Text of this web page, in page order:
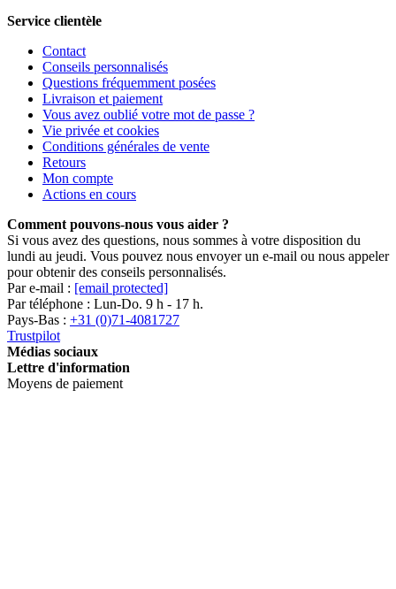
Service clientèle
Contact
Conseils personnalisés
Questions fréquemment posées
Livraison et paiement
Vous avez oublié votre mot de passe ?
Vie privée et cookies
Conditions générales de vente
Retours
Mon compte
Actions en cours
Comment pouvons-nous vous aider ?
Si vous avez des questions, nous sommes à votre disposition du
lundi au jeudi. Vous pouvez nous envoyer un e-mail ou nous appeler
pour obtenir des conseils personnalisés.
Par e-mail : [email protected]
Par téléphone : Lun-Do. 9 h - 17 h.
Pays-Bas : +31 (0)71-4081727
Trustpilot
Médias sociaux
Lettre d'information
Moyens de paiement